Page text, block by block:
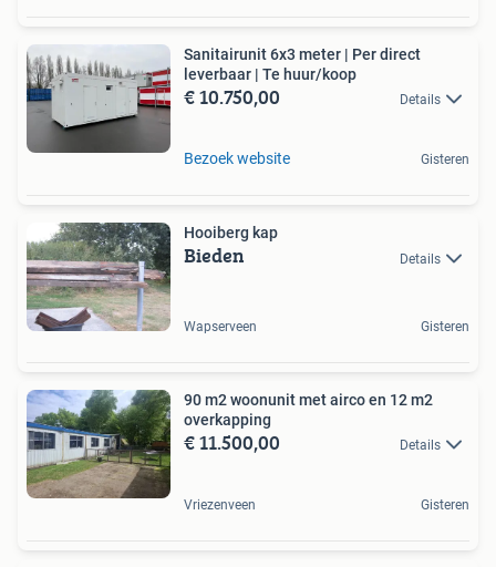
Sanitairunit 6x3 meter | Per direct
leverbaar | Te huur/koop
€ 10.750,00 Details
Bezoek website Gisteren
Hooiberg kap
Bieden Details
Wapserveen Gisteren
90 m2 woonunit met airco en 12 m2
overkapping
€ 11.500,00 Details
Vriezenveen Gisteren